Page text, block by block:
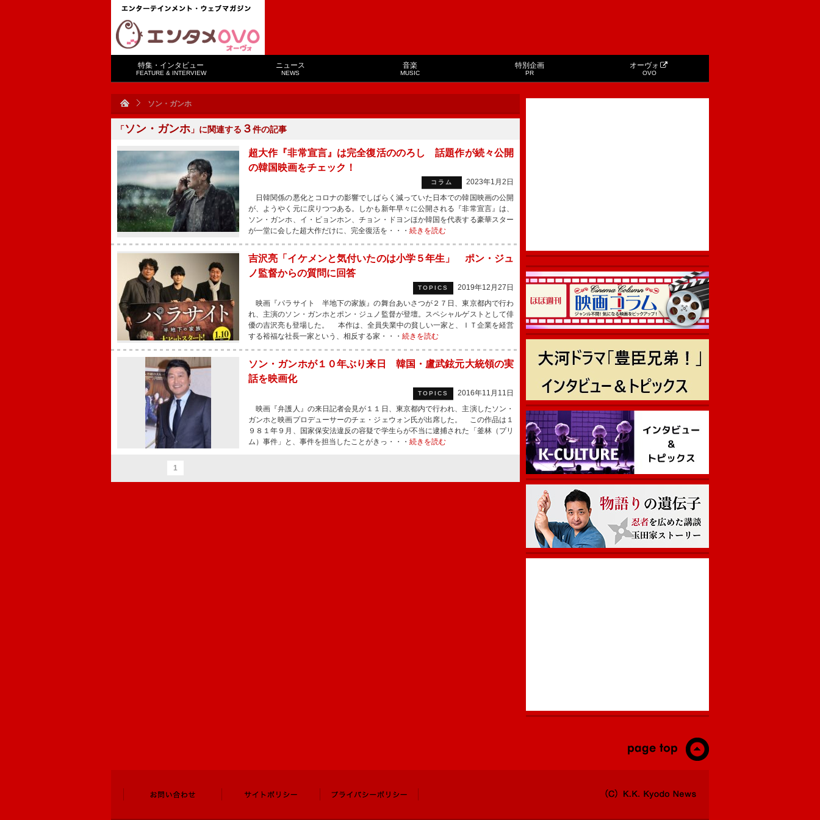
特集・インタビュー
FEATURE & INTERVIEW
ニュース
NEWS
音楽
MUSIC
特別企画
PR
オーヴォ
OVO
ソン・ガンホ
「ソン・ガンホ 」に関連する ３件の記事
超大作『非常宣言』は完全復活ののろし 話題作が続々公開
の韓国映画をチェック！
コラム
2023年1月2日
日韓関係の悪化とコロナの影響でしばらく減っていた日本での韓国映画の公開
が、ようやく元に戻りつつある。しかも新年早々に公開される『非常宣言』は、
ソン・ガンホ、イ・ビョンホン、チョン・ドヨンほか韓国を代表する豪華スター
が一堂に会した超大作だけに、完全復活を・・・ 続きを読む
吉沢亮「イケメンと気付いたのは小学５年生」 ポン・ジュ
ノ監督からの質問に回答
TOPICS
2019年12月27日
映画『パラサイト 半地下の家族』の舞台あいさつが２７日、東京都内で行わ
れ、主演のソン・ガンホとポン・ジュノ監督が登壇。スペシャルゲストとして俳
優の吉沢亮も登場した。 本作は、全員失業中の貧しい一家と、ＩＴ企業を経営
する裕福な社長一家という、相反する家・・・ 続きを読む
ソン・ガンホが１０年ぶり来日 韓国・盧武鉉元大統領の実
話を映画化
TOPICS
2016年11月11日
映画『弁護人』の来日記者会見が１１日、東京都内で行われ、主演したソン・
ガンホと映画プロデューサーのチェ・ジェウォン氏が出席した。 この作品は１
９８１年９月、国家保安法違反の容疑で学生らが不当に逮捕された「釜林（プリ
ム）事件」と、事件を担当したことがきっ・・・ 続きを読む
1